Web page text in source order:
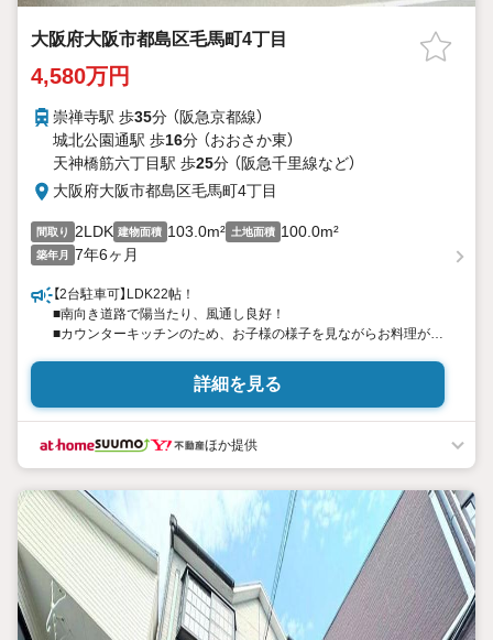
大阪府大阪市都島区毛馬町4丁目
4,580万円
崇禅寺駅 歩35分 （阪急京都線）
城北公園通駅 歩16分 （おおさか東）
天神橋筋六丁目駅 歩25分 （阪急千里線など）
大阪府大阪市都島区毛馬町4丁目
間取り 2LDK 建物面積 103.0m² 土地面積 100.0m²
築年月 7年6ヶ月
【2台駐車可】LDK22帖！
■南向き道路で陽当たり、風通し良好！
■カウンターキッチンのため、お子様の様子を見ながらお料理がで
■小中学校が徒歩5分圏内にありお子様の登下校にも安心の距離
特徴
・各居室収納付きでお部屋の中もスッキリ片付きますね
・スーパー、コンビニが徒歩10分圏内にありお買い物至便な立
地！
立地
・大阪市立淀川小学校まで徒歩約4分
・大阪市立淀川中学校まで徒歩約1分
弊社が選ばれる理由
1.お金の扱い方のプロ、ファイナンシャルプランナーが資金計画
詳細を見る
ほか提供